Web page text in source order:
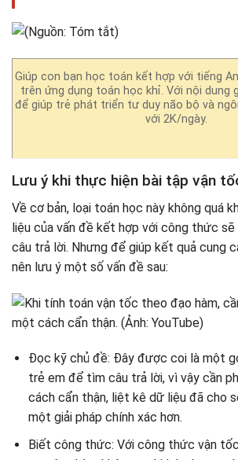
Giúp con bạn học toán kết hợp với tiếng
trên ứng dụng toán học khỉ. Với nội dung
để giúp trẻ phát triển tư duy não bộ và
với 2K/ngày.
Lưu ý khi thực hiện bài tập vận
Về cơ bản, loại toán học này không quá
liệu của vấn đề kết hợp với công thức
câu trả lời. Nhưng để giúp kết quả cung
nên lưu ý một số vấn đề sau:
Đọc kỹ chủ đề: Đây được coi là một
trẻ em để tìm câu trả lời, vì vậy cần
cách cẩn thận, liệt kê dữ liệu đã cho
một giải pháp chính xác hơn.
Biết công thức: Với công thức vận